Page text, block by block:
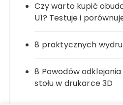
Czy warto kupić
U1? Testuje i
8 praktycznych
8 Powodów
stołu w drukarce 3D